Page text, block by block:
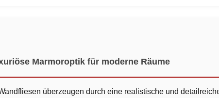
Marmoroptik für moderne Räume
überzeugen durch eine realistische und